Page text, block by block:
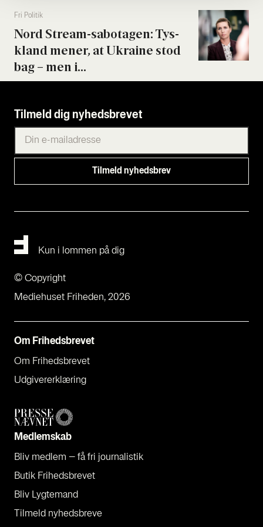
Fri Poli­tik
Nord Stream-sabo­ta­gen: Tys­
kland mener, at Ukrai­ne stod
bag – men i...
Tilmeld dig nyhedsbrevet
Om Fri­heds­bre­vet
Om Fri­heds­bre­vet
Udgi­ve­rer­klæ­ring
Med­lem­skab
Bliv med­lem – få fri jour­na­li­stik
Butik Fri­heds­bre­vet
Bliv Lyg­te­mand
Til­meld nyheds­bre­ve
Kun i lommen på dig
Mediehuset Friheden, 2026
© Copyright